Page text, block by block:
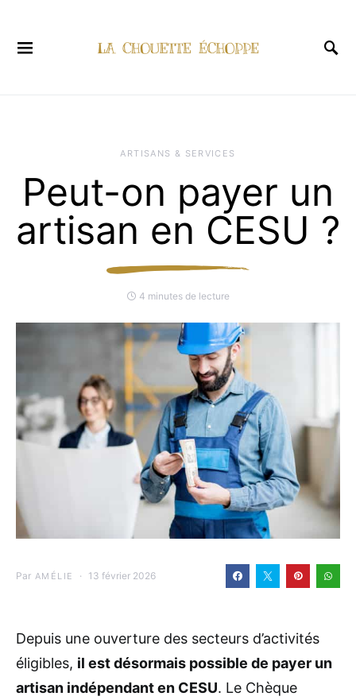
ARTISANS & SERVICES
Peut-on payer un
artisan en CESU ?
4 minutes de lecture
Par AMÉLIE 13 février 2026
Depuis une ouverture des secteurs d’activités
éligibles, il est désormais possible de payer un
artisan indépendant en CESU. Le Chèque